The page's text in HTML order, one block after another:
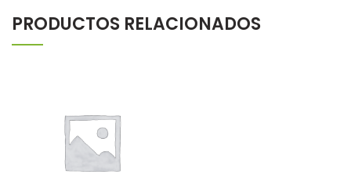
PRODUCTOS RELACIONADOS